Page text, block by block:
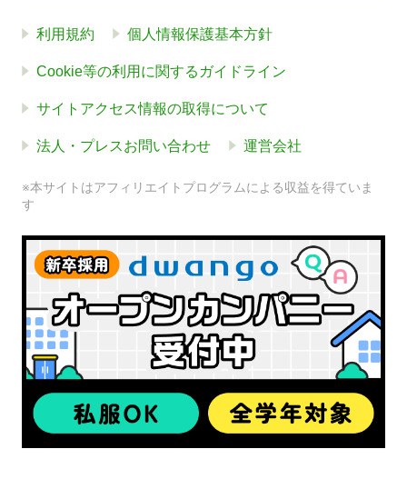
利用規約 個人情報保護基本方針
Cookie等の利用に関するガイドライン
サイトアクセス情報の取得について
法人・プレスお問い合わせ 運営会社
※本サイトはアフィリエイトプログラムによる収益を得ていま
す